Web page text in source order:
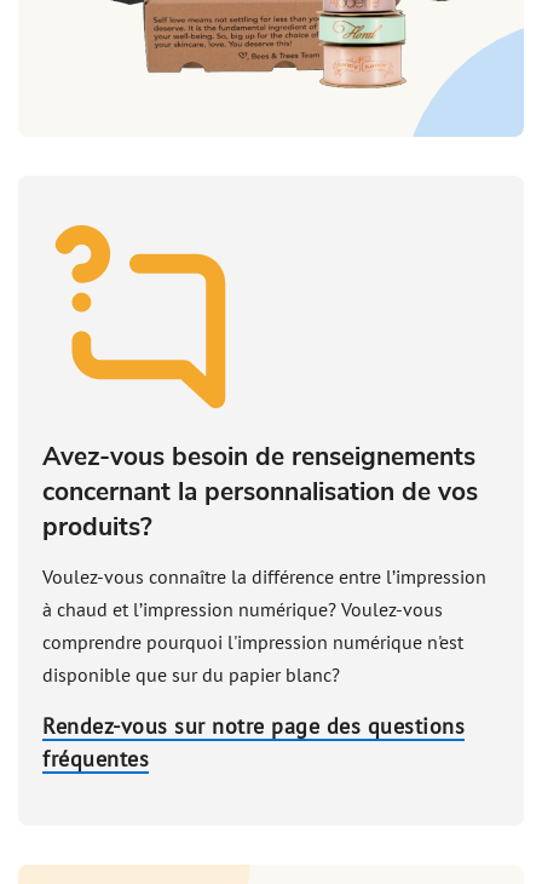
Avez-vous besoin de renseignements
concernant la personnalisation de vos
produits?
Voulez-vous connaître la différence entre l’impression
à chaud et l’impression numérique? Voulez-vous
comprendre pourquoi l'impression numérique n'est
disponible que sur du papier blanc?
Rendez-vous sur notre page des questions
fréquentes